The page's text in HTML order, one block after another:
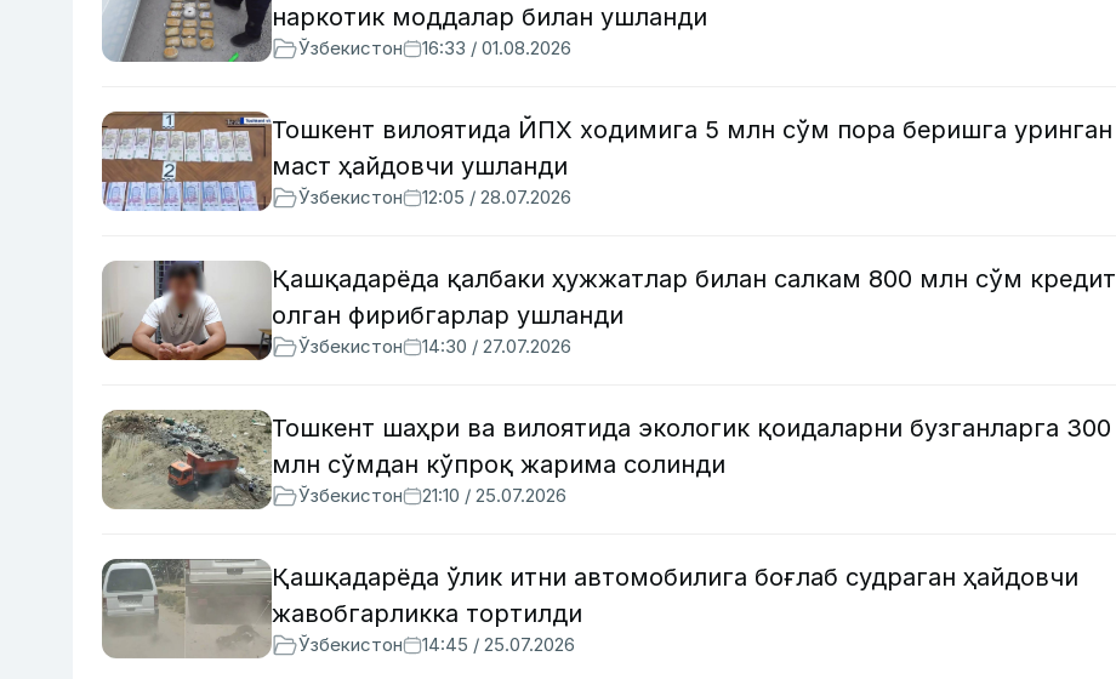
наркотик моддалар билан ушланди
Ўзбекистон 16:33 / 01.08.2026
Тошкент вилоятида ЙПХ ходимига 5 млн сўм пора беришга уринган
маст ҳайдовчи ушланди
Ўзбекистон 12:05 / 28.07.2026
Қашқадарёда қалбаки ҳужжатлар билан салкам 800 млн сўм кредит
олган фирибгарлар ушланди
Ўзбекистон 14:30 / 27.07.2026
Тошкент шаҳри ва вилоятида экологик қоидаларни бузганларга 300
млн сўмдан кўпроқ жарима солинди
Ўзбекистон 21:10 / 25.07.2026
Қашқадарёда ўлик итни автомобилига боғлаб судраган ҳайдовчи
жавобгарликка тортилди
Ўзбекистон 14:45 / 25.07.2026